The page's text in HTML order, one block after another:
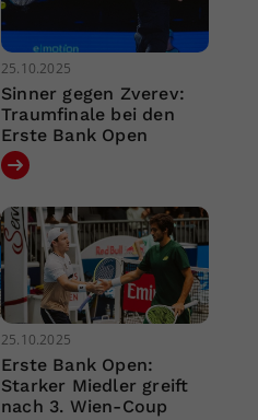
25.10.2025
Sinner gegen Zverev:
Traumfinale bei den
Erste Bank Open
25.10.2025
Erste Bank Open:
Starker Miedler greift
nach 3. Wien-Coup